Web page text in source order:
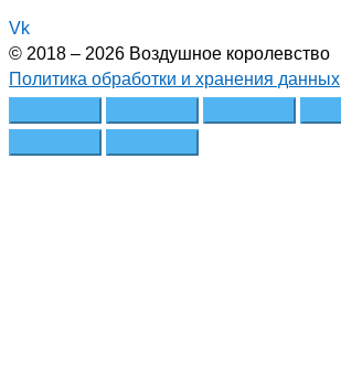
Vk
© 2018 – 2026 Воздушное королевство
Политика обработки и хранения данных